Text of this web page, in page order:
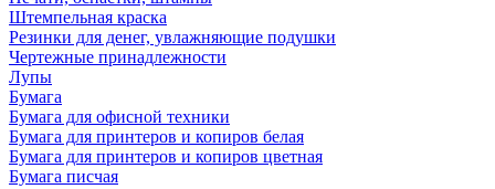
Штемпельная краска
Резинки для денег, увлажняющие подушки
Чертежные принадлежности
Лупы
Бумага
Бумага для офисной техники
Бумага для принтеров и копиров белая
Бумага для принтеров и копиров цветная
Бумага писчая